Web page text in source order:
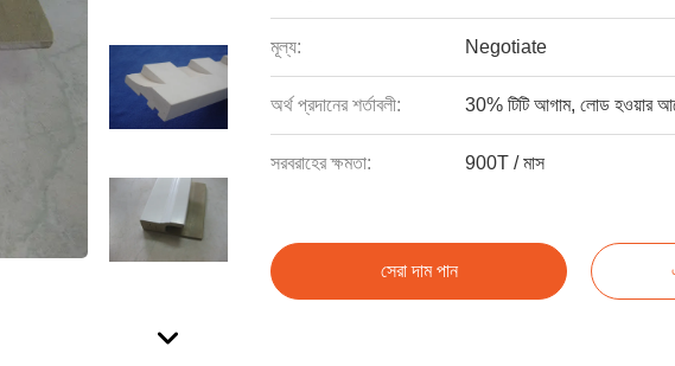
মূল্য: Negotiate
অর্থ প্রদানের শর্তাবলী: 30% টিটি আগাম, লোড হওয়ার
সরবরাহের ক্ষমতা: 900T / মাস
সেরা দাম পান